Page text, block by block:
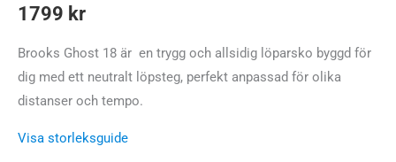
1799 kr
Brooks Ghost 18 är en trygg och allsidig löparsko byggd för
dig med ett neutralt löpsteg, perfekt anpassad för olika
distanser och tempo.
Visa storleksguide